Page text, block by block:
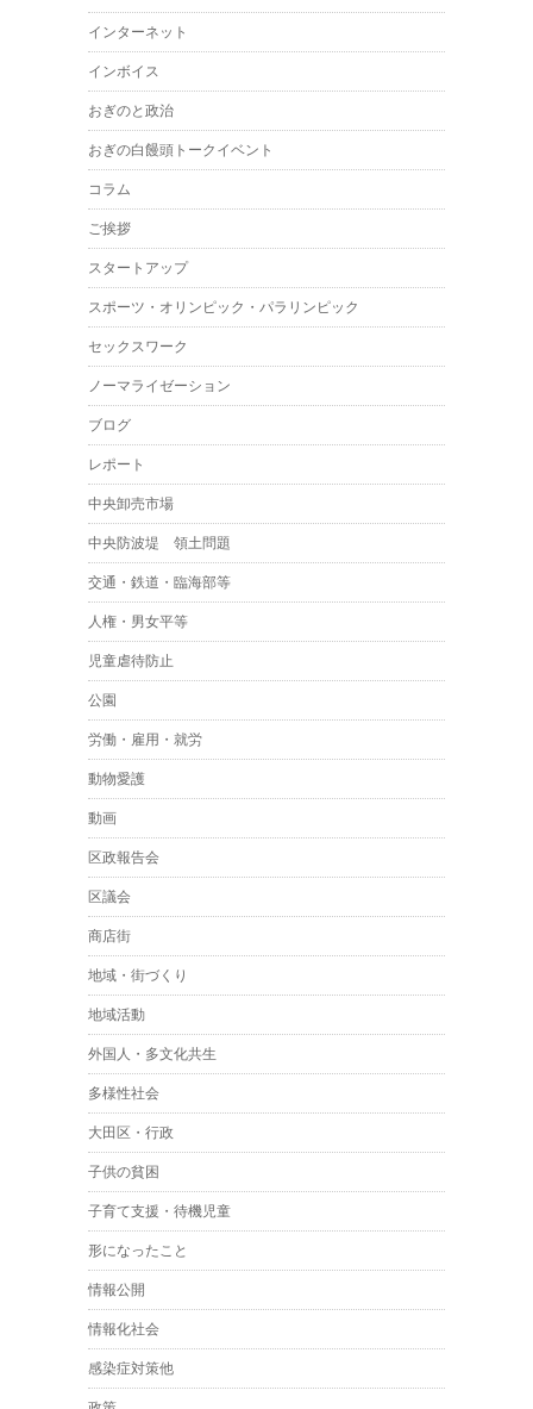
インターネット
インボイス
おぎのと政治
おぎの白饅頭トークイベント
コラム
ご挨拶
スタートアップ
スポーツ・オリンピック・パラリンピック
セックスワーク
ノーマライゼーション
ブログ
レポート
中央卸売市場
中央防波堤 領土問題
交通・鉄道・臨海部等
人権・男女平等
児童虐待防止
公園
労働・雇用・就労
動物愛護
動画
区政報告会
区議会
商店街
地域・街づくり
地域活動
外国人・多文化共生
多様性社会
大田区・行政
子供の貧困
子育て支援・待機児童
形になったこと
情報公開
情報化社会
感染症対策他